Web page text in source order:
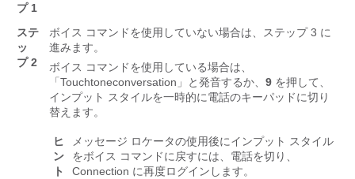
プ 1
ステ
ッ
プ 2
ボイス コマンドを使用していない場合は、ステップ 3 に
進みます。
ボイス コマンドを使用している場合は、
「Touchtoneconversation」と発音するか、 9 を押して、
インプット スタイルを一時的に電話のキーパッドに切り
替えます。
ヒ
ン
ト
メッセージ ロケータの使用後にインプット スタイル
をボイス コマンドに戻すには、電話を切り、
Connection に再度ログインします。